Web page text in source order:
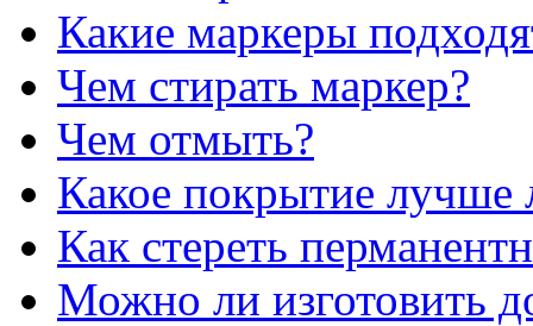
Какие маркеры
Чем стирать маркер?
Чем отмыть?
Какое покрытие лучше
Как стереть
Можно ли изготовить